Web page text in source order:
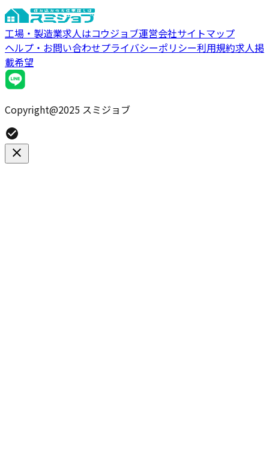
工場・製造業求人はコウジョブ運営会社サイトマップ
ヘルプ・お問い合わせプライバシーポリシー利用規約求人掲
載希望
Copyright@2025 スミジョブ